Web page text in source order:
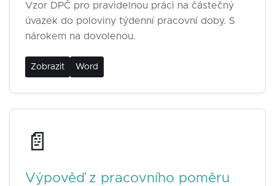
Vzor DPČ pro pravidelnou práci na částečný
úvazek do poloviny týdenní pracovní doby. S
nárokem na dovolenou.
Zobrazit Word
📄
Výpověď z pracovního poměru